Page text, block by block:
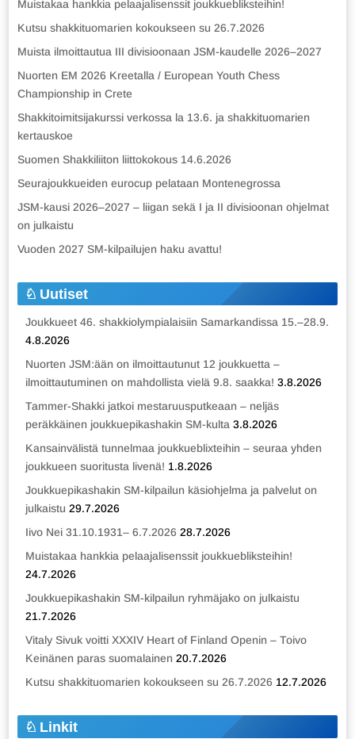
Muistakaa hankkia pelaajalisenssit joukkuebliksteihin!
Kutsu shakkituomarien kokoukseen su 26.7.2026
Muista ilmoittautua III divisioonaan JSM-kaudelle 2026–2027
Nuorten EM 2026 Kreetalla / European Youth Chess
Championship in Crete
Shakkitoimitsijakurssi verkossa la 13.6. ja shakkituomarien
kertauskoe
Suomen Shakkiliiton liittokokous 14.6.2026
Seurajoukkueiden eurocup pelataan Montenegrossa
JSM-kausi 2026–2027 – liigan sekä I ja II divisioonan ohjelmat
on julkaistu
Vuoden 2027 SM-kilpailujen haku avattu!
Uutiset
Joukkueet 46. shakkiolympialaisiin Samarkandissa 15.–28.9.
4.8.2026
Nuorten JSM:ään on ilmoittautunut 12 joukkuetta –
ilmoittautuminen on mahdollista vielä 9.8. saakka! 3.8.2026
Tammer-Shakki jatkoi mestaruusputkeaan – neljäs
peräkkäinen joukkuepikashakin SM-kulta 3.8.2026
Kansainvälistä tunnelmaa joukkueblixteihin – seuraa yhden
joukkueen suoritusta livenä! 1.8.2026
Joukkuepikashakin SM-kilpailun käsiohjelma ja palvelut on
julkaistu 29.7.2026
Iivo Nei 31.10.1931– 6.7.2026 28.7.2026
Muistakaa hankkia pelaajalisenssit joukkuebliksteihin!
24.7.2026
Joukkuepikashakin SM-kilpailun ryhmäjako on julkaistu
21.7.2026
Vitaly Sivuk voitti XXXIV Heart of Finland Openin – Toivo
Keinänen paras suomalainen 20.7.2026
Kutsu shakkituomarien kokoukseen su 26.7.2026 12.7.2026
Linkit